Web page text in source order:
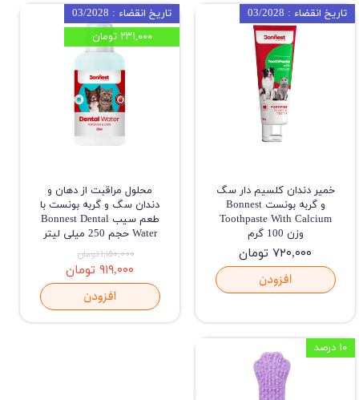
خمیر دندان کلسیم دار سگ
و گربه بونست Bonnest
Toothpaste With Calcium
وزن 100 گرم
۷۲۰,۰۰۰ تومان
افزودن
تاریخ انقضاء : 03/2028
محلول مراقبت از دهان و
دندان سگ و گربه بونست با
طعم سیب Bonnest Dental
Water حجم 250 میلی لیتر
۱,۱۵۰,۰۰۰ تومان
۹۱۹,۰۰۰ تومان
افزودن
تاریخ انقضاء : 03/2028
۲۳۱,۰۰۰ تومان
۱۰ درصد